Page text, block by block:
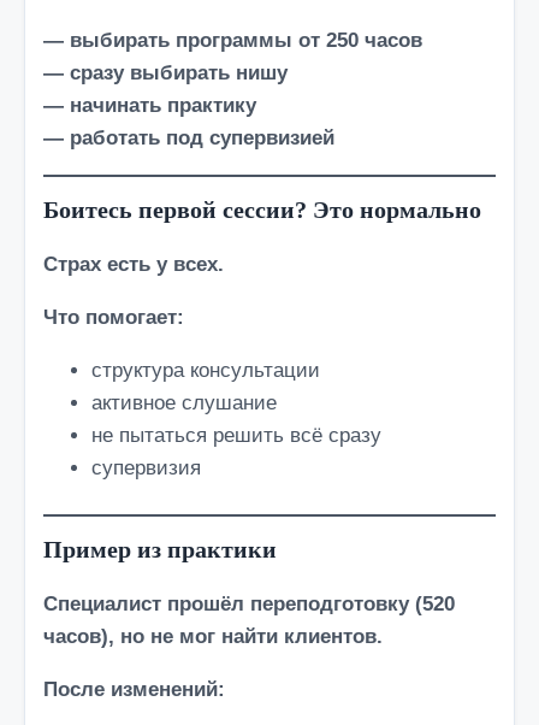
— выбирать программы от 250 часов
— сразу выбирать нишу
— начинать практику
— работать под супервизией
Боитесь первой сессии? Это нормально
Страх есть у всех.
Что помогает:
структура консультации
активное слушание
не пытаться решить всё сразу
супервизия
Пример из практики
Специалист прошёл переподготовку (520
часов), но не мог найти клиентов.
После изменений: